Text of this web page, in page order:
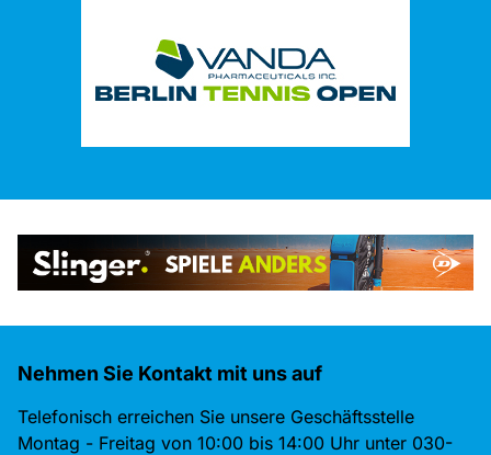
Nehmen Sie Kontakt mit uns auf
Telefonisch erreichen Sie unsere Geschäftsstelle
Montag - Freitag von 10:00 bis 14:00 Uhr unter 030-